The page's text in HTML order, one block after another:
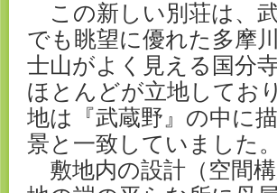
この新しい別荘は、
でも眺望に優れた多摩
士山がよく見える国分
ほとんどが立地してお
地は『武蔵野』の中に
景と一致していました。
敷地内の設計（空間